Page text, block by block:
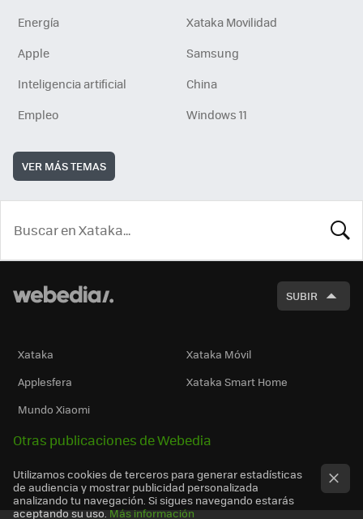
Energía
Xataka Movilidad
Apple
Samsung
Inteligencia artificial
China
Empleo
Windows 11
VER MÁS TEMAS
SUBIR
Xataka
Xataka Móvil
Applesfera
Xataka Smart Home
Mundo Xiaomi
Otras publicaciones de Webedia
Utilizamos cookies de terceros para generar estadísticas
de audiencia y mostrar publicidad personalizada
analizando tu navegación. Si sigues navegando estarás
aceptando su uso. Más información